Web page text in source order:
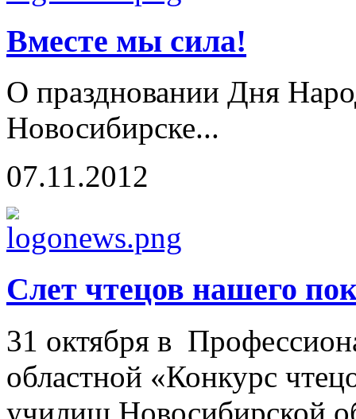
Вместе мы сила!
О праздновании Дня
Новосибирске...
07.11.2012
Слет чтецов нашего
31 октября в
областной «Конкурс
училищ Новосибирской